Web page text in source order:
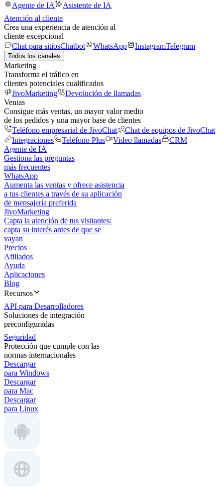
Agente de IA
Asistente de IA
Atención al cliente
Crea una experiencia de atención al
cliente excepcional
Chat para sitiosChatbot WhatsApp InstagramTelegram
Todos los canales
Marketing
Transforma el tráfico en
clientes potenciales cualificados
JivoMarketing
Devolución de llamadas
Ventas
Consigue más ventas, un mayor valor medio
de los pedidos y una mayor base de clientes
Teléfono empresarial de JivoChat
Chat de equipos de JivoChat
Integraciones
Teléfono Plus Video llamadas
CRM
Agente de IA
Gestiona las preguntas
más frecuentes
WhatsApp
Aumenta las ventas y ofrece asistencia
a tus clientes a través de su aplicación
de mensajería preferida
JivoMarketing
Capta la atención de tus visitantes:
capta su interés antes de que se
vayan
Precios
Afiliados
Ayuda
Aplicaciones
Blog
Recursos
API para Desarrolladores
Soluciones de integración
preconfiguradas
Seguridad
Protección que cumple con las
normas internacionales
Descargar
para Windows
Descargar
para Mac
Descargar
para Linux